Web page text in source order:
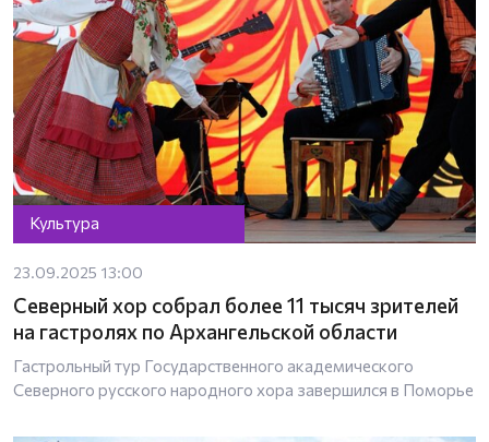
Культура
23.09.2025 13:00
Северный хор собрал более 11 тысяч зрителей
на гастролях по Архангельской области
Гастрольный тур Государственного академического
Северного русского народного хора завершился в Поморье